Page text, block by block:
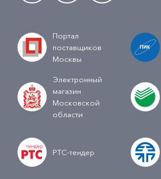
Портал
поставщиков
Москвы
Электронный
магазин
Московской
области
РТС-тендер